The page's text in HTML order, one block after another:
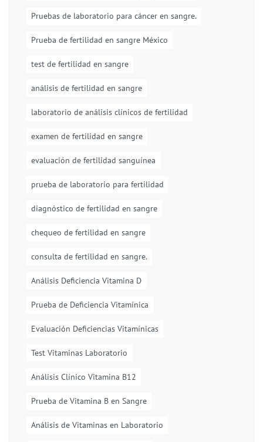
Pruebas de laboratorio para cáncer en sangre.
Prueba de fertilidad en sangre México
test de fertilidad en sangre
análisis de fertilidad en sangre
laboratorio de análisis clínicos de fertilidad
examen de fertilidad en sangre
evaluación de fertilidad sanguínea
prueba de laboratorio para fertilidad
diagnóstico de fertilidad en sangre
chequeo de fertilidad en sangre
consulta de fertilidad en sangre.
Análisis Deficiencia Vitamina D
Prueba de Deficiencia Vitamínica
Evaluación Deficiencias Vitamínicas
Test Vitaminas Laboratorio
Análisis Clínico Vitamina B12
Prueba de Vitamina B en Sangre
Análisis de Vitaminas en Laboratorio